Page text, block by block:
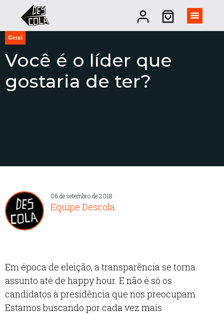
Geral
Você é o líder que
gostaria de ter?
06 de setembro de 2018
Equipe Descola
Em época de eleição, a transparência se torna
assunto até de happy hour. E não é só os
candidatos à presidência que nos preocupam.
Estamos buscando por cada vez mais